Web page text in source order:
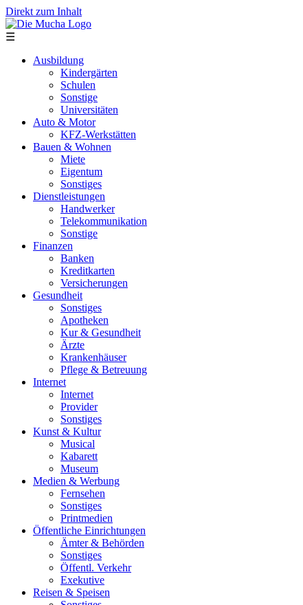
Direkt zum Inhalt
☰
Ausbildung
Kindergärten
Schulen
Sonstige
Universitäten
Auto & Motor
KFZ-Werkstätten
Bauen & Wohnen
Miete
Eigentum
Sonstiges
Dienstleistungen
Handwerker
Telekommunikation
Sonstige
Finanzen
Banken
Kreditkarten
Versicherungen
Gesundheit
Sonstiges
Apotheken
Kur & Gesundheit
Ärzte
Krankenhäuser
Pflege & Betreuung
Internet
Internet
Provider
Sonstiges
Kunst & Kultur
Musical
Kabarett
Museum
Medien & Werbung
Fernsehen
Sonstiges
Printmedien
Öffentliche Einrichtungen
Ämter & Behörden
Sonstiges
Öffentl. Verkehr
Exekutive
Reisen & Speisen